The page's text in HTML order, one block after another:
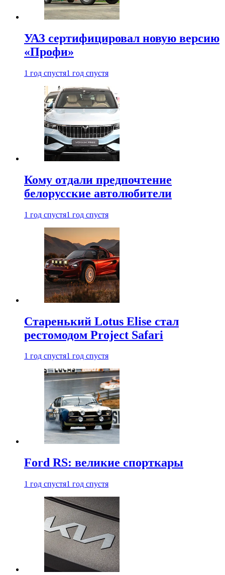
УАЗ сертифицировал новую версию
«Профи»
1 год спустя1 год спустя
Кому отдали предпочтение
белорусские автолюбители
1 год спустя1 год спустя
Старенький Lotus Elise стал
рестомодом Project Safari
1 год спустя1 год спустя
Ford RS: великие спорткары
1 год спустя1 год спустя